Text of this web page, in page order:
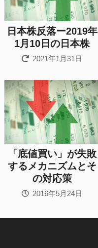
日本株反落ー2019年
1月10日の日本株
2021年1月31日
「底値買い」が失敗
するメカニズムとそ
の対応策
2016年5月24日